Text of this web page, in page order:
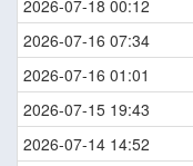
2026-07-18 00:12
2026-07-16 07:34
2026-07-16 01:01
2026-07-15 19:43
2026-07-14 14:52